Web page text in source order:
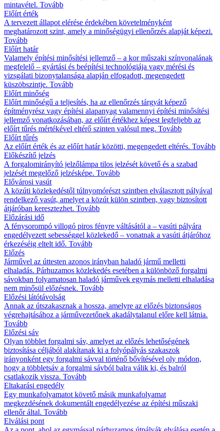
mintavétel. Tovább
Előírt érték
A tervezett állapot elérése érdekében követelményként
meghatározott szint, amely a minőségügyi ellenőrzés alapját képezi.
Tovább
Előírt határ
Valamely építési minősítési jellemző – a kor műszaki színvonalának
megfelelő – gyártási és beépítési technológiája vagy mérési és
vizsgálati bizonytalansága alapján elfogadott, megengedett
küszöbszintje. Tovább
Előírt minőség
Előírt minőségű a teljesítés, ha az ellenőrzés tárgyát képező
építményrész vagy építési alapanyag valamennyi építési minősítési
jellemző vonatkozásában, az előírt értékhez képest legfeljebb az
előírt tűrés mértékével eltérő szinten valósul meg. Tovább
Előírt tűrés
Az előírt érték és az előírt határ közötti, megengedett eltérés. Tovább
Előkészítő jelzés
A forgalomirányító jelzőlámpa tilos jelzését követő és a szabad
jelzését megelőző jelzésképe. Tovább
Elővárosi vasút
A közúti közlekedéstől túlnyomórészt szintben elválasztott pályával
rendelkező vasút, amelyet a közút külön szintben, vagy biztosított
átjáróban keresztezhet. Tovább
Előzárási idő
A fénysorompó villogó piros fényre váltásától a – vasúti pályára
engedélyezett sebességgel közlekedő – vonatnak a vasúti átjáróhoz
érkezéséig eltelt idő. Tovább
Előzés
Járművel az úttesten azonos irányban haladó jármű melletti
elhaladás. Párhuzamos közlekedés esetében a különböző forgalmi
sávokban folyamatosan haladó járművek egymás melletti elhaladása
nem minősül előzésnek. Tovább
Előzési látótávolság
Annak az útszakasznak a hossza, amelyre az előzés biztonságos
végrehajtásához a járművezetőnek akadálytalanul előre kell látnia.
Tovább
Előzési sáv
Olyan többlet forgalmi sáv, amelyet az előzés lehetőségének
biztosítása céljából alakítanak ki a folyópályás szakaszok
irányonként egy forgalmi sávval történő bővítésével oly módon,
hogy a többletsáv a forgalmi sávból balra válik ki, és balról
csatlakozik vissza. Tovább
Eltakarási engedély
Egy munkafolyamatot követő másik munkafolyamat
megkezdésének dokumentált engedélyezése az építési műszaki
ellenőr által. Tovább
Elválási pont